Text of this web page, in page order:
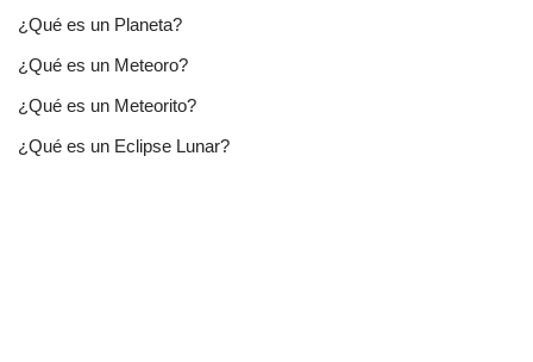
¿Qué es un Planeta?
¿Qué es un Meteoro?
¿Qué es un Meteorito?
¿Qué es un Eclipse Lunar?